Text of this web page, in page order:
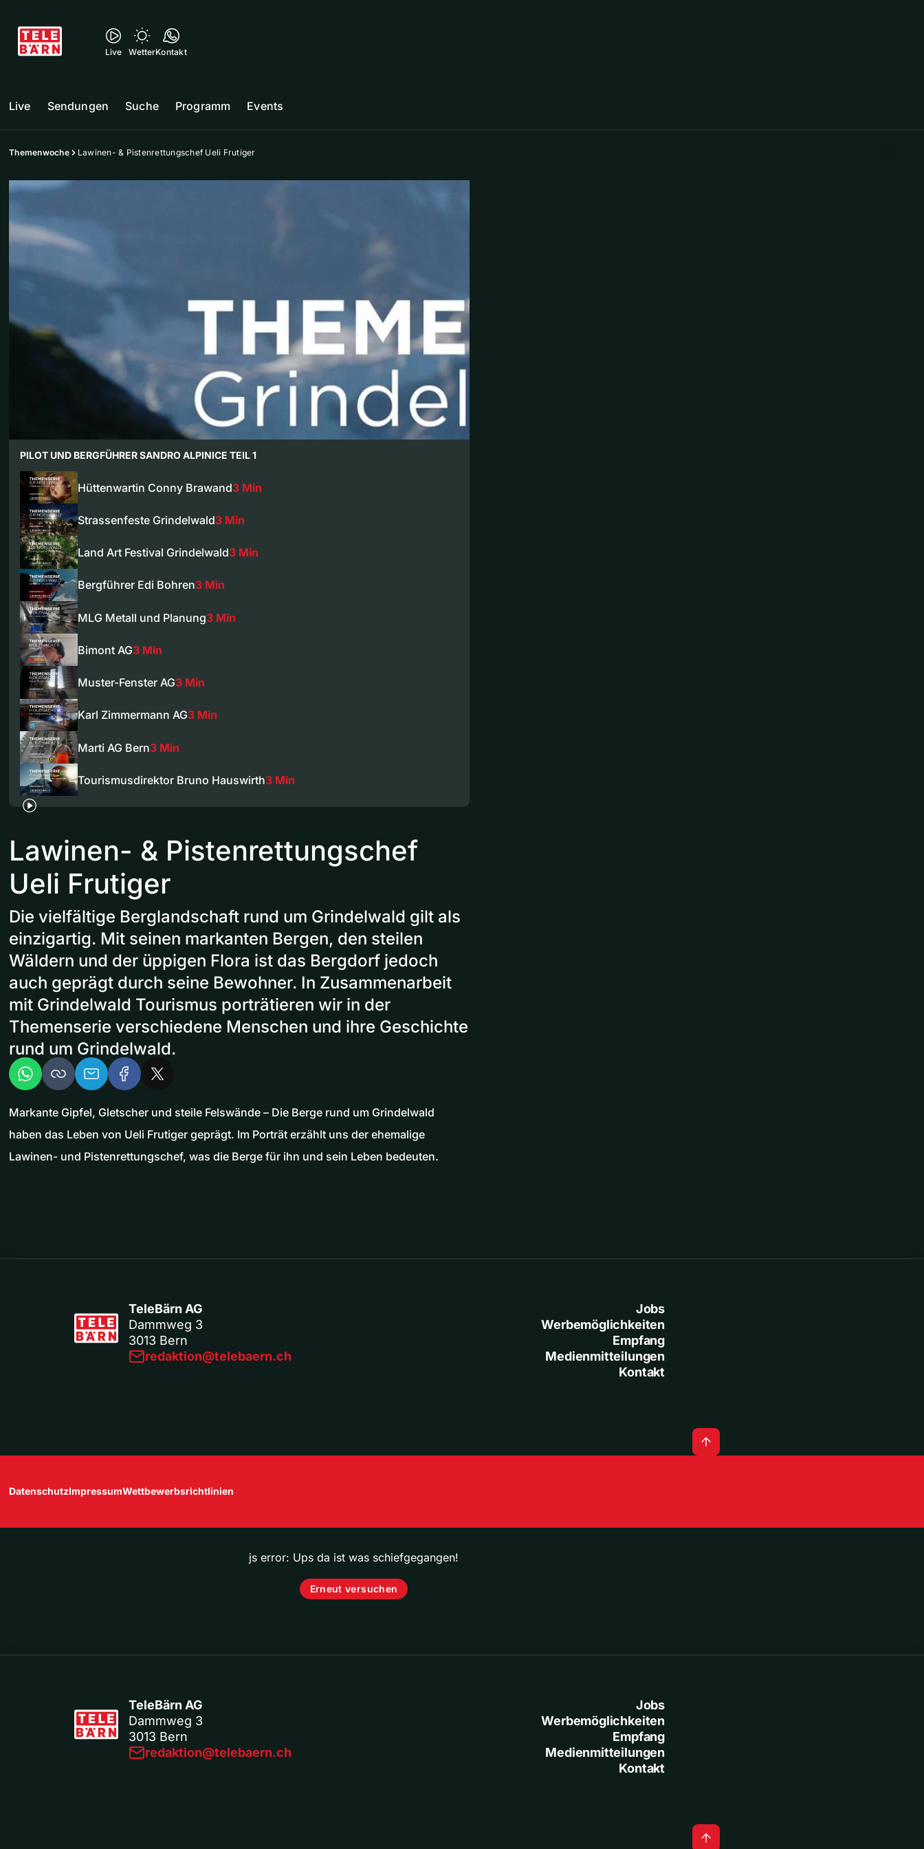
Live WetterKontakt
Live Sendungen Suche Programm Events
Themenwoche Lawinen- & Pistenrettungschef Ueli Frutiger
PILOT UND BERGFÜHRER SANDRO ALPINICE TEIL 1
Hüttenwartin Conny Brawand3 Min
Strassenfeste Grindelwald3 Min
Land Art Festival Grindelwald3 Min
Bergführer Edi Bohren3 Min
MLG Metall und Planung3 Min
Bimont AG3 Min
Muster-Fenster AG3 Min
Karl Zimmermann AG3 Min
Marti AG Bern3 Min
Tourismusdirektor Bruno Hauswirth3 Min
Lawinen- & Pistenrettungschef
Ueli Frutiger
Die vielfältige Berglandschaft rund um Grindelwald gilt als
einzigartig. Mit seinen markanten Bergen, den steilen
Wäldern und der üppigen Flora ist das Bergdorf jedoch
auch geprägt durch seine Bewohner. In Zusammenarbeit
mit Grindelwald Tourismus porträtieren wir in der
Themenserie verschiedene Menschen und ihre Geschichte
rund um Grindelwald.
Markante Gipfel, Gletscher und steile Felswände – Die Berge rund um Grindelwald
haben das Leben von Ueli Frutiger geprägt. Im Porträt erzählt uns der ehemalige
Lawinen- und Pistenrettungschef, was die Berge für ihn und sein Leben bedeuten.
TeleBärn AG
Dammweg 3
3013 Bern
redaktion@telebaern.ch
Jobs
Werbemöglichkeiten
Empfang
Medienmitteilungen
Kontakt
DatenschutzImpressumWettbewerbsrichtlinien
js error: Ups da ist was schiefgegangen!
Erneut versuchen
TeleBärn AG
Dammweg 3
3013 Bern
redaktion@telebaern.ch
Jobs
Werbemöglichkeiten
Empfang
Medienmitteilungen
Kontakt